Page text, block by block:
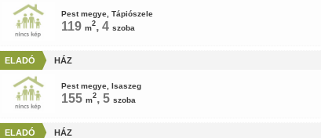
Pest megye, Tápiószele
119 m2, 4 szoba
ELADÓ HÁZ
Pest megye, Isaszeg
155 m2, 5 szoba
ELADÓ HÁZ